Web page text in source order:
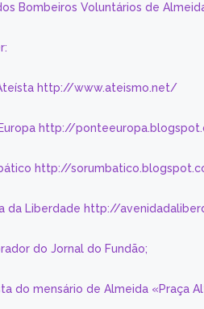
Bombeiros Voluntários de
http://www.ateismo.net/
http://
http://
da Liberdade http://
do Jornal do Fundão;
do mensário de Almeida «Praça